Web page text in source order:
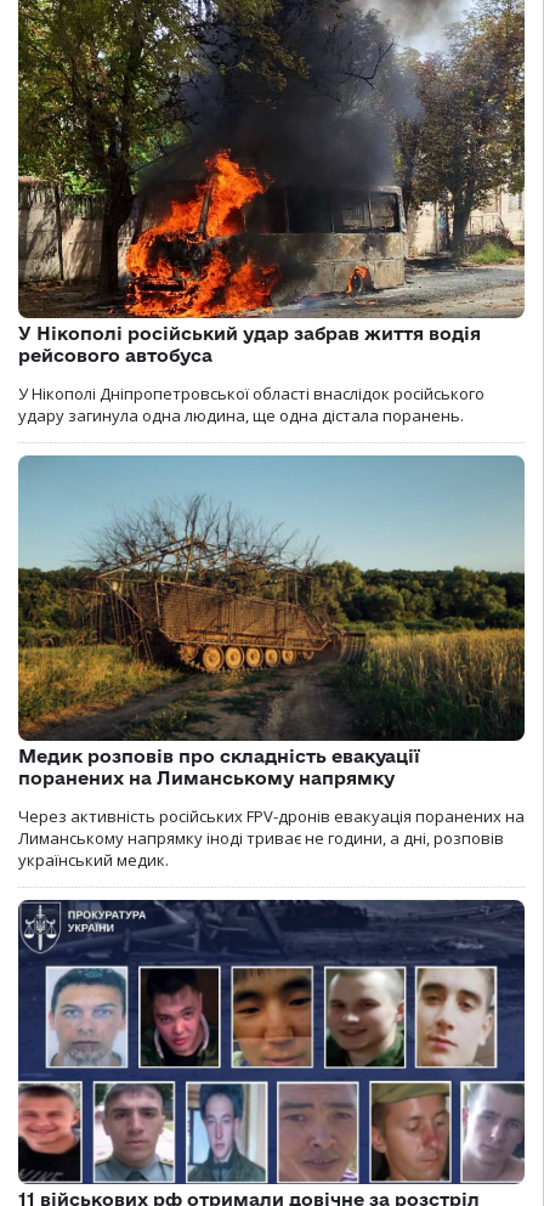
У Нікополі російський удар забрав життя водія
рейсового автобуса
У Нікополі Дніпропетровської області внаслідок російського
удару загинула одна людина, ще одна дістала поранень.
Медик розповів про складність евакуації
поранених на Лиманському напрямку
Через активність російських FPV-дронів евакуація поранених на
Лиманському напрямку іноді триває не години, а дні, розповів
український медик.
11 військових рф отримали довічне за розстріл